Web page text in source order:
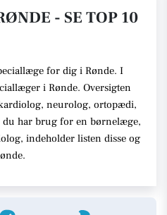
- SE TOP 10
for dig i Rønde. I
i Rønde. Oversigten
neurolog, ortopædi,
har brug for en børnelæge,
indeholder listen disse og